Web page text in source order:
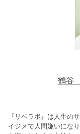
鶴谷
『リベラボ』は人生の
イジメで人間嫌いにな